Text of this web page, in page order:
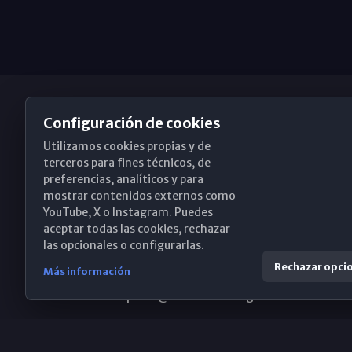
Obispado de Málaga
Santa María, 18-20. 29015 Málaga
(+34) 952 224 386
Configuración de cookies
Utilizamos cookies propias y de
terceros para fines técnicos, de
preferencias, analíticos y para
mostrar contenidos externos como
YouTube, X o Instagram. Puedes
aceptar todas las cookies, rechazar
las opcionales o configurarlas.
Más información Rechazar